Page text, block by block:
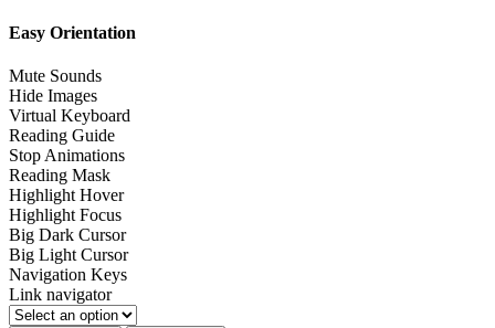
Easy Orientation
Mute Sounds
Hide Images
Virtual Keyboard
Reading Guide
Stop Animations
Reading Mask
Highlight Hover
Highlight Focus
Big Dark Cursor
Big Light Cursor
Navigation Keys
Link navigator